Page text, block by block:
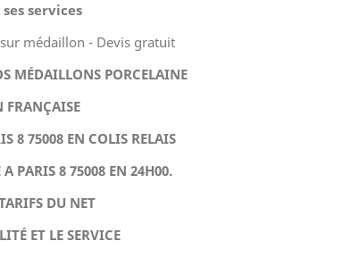
services
médaillon - Devis gratuit
MÉDAILLONS PORCELAINE
FRANÇAISE
8 75008 EN COLIS RELAIS
PARIS 8 75008 EN 24H00.
DU NET
ET LE SERVICE